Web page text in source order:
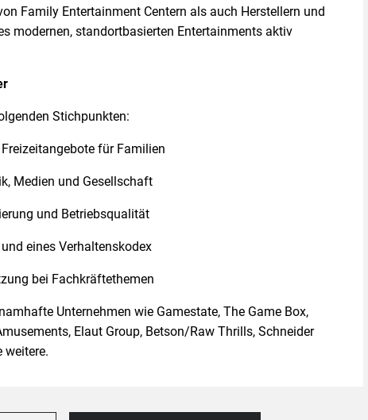
Family Entertainment Centern als auch Herstellern und
modernen, standortbasierten Entertainments aktiv
Stichpunkten:
für Familien
Medien und Gesellschaft
und Betriebsqualität
eines Verhaltenskodex
bei Fachkräftethemen
Unternehmen wie Gamestate, The Game Box,
Elaut Group, Betson/Raw Thrills, Schneider
weitere.